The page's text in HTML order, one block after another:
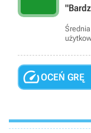
OCEŃ GRĘ